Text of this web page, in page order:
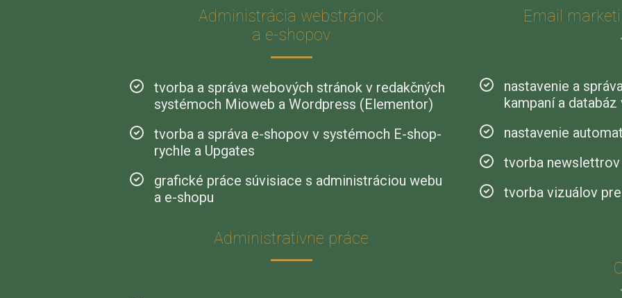
Administrácia webstránok
a e-shopov
tvorba a správa webových stránok v redakčných
systémoch Mioweb a Wordpress (Elementor)
tvorba a správa e-shopov v systémoch E-shop-
rychle a Upgates
grafické práce súvisiace s administráciou webu
a e-shopu
Administratívne práce
Email
nastavenie a
kampaní a
nastavenie
tvorba newslettrov
tvorba vizuálov